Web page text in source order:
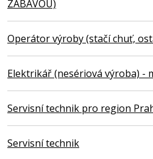
ZÁBAVOU)
Operátor výroby (stačí chuť,
Elektrikář (nesériová výroba) -
Servisní technik pro region
Servisní technik